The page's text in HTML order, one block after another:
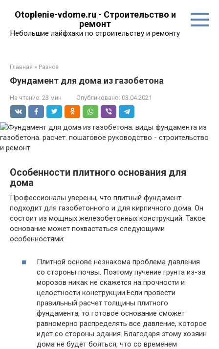
Otoplenie-vdome.ru - Строительство и
ремонт
Небольшие лайфхаки по строительству и ремонту
Главная » Разное
Фундамент для дома из газобетона
На чтение: 23 мин Опубликовано: 03.04.2021
Особенности плитного основания для
дома
Профессионалы уверены, что плитный фундамент
подходит для газобетонного и для кирпичного дома. Он
состоит из мощных железобетонных конструкций. Такое
основание может похвастаться следующими
особенностями:
Плитной основе незнакома проблема давления
со стороны почвы. Поэтому пучение грунта из-за
морозов никак не скажется на прочности и
целостности конструкции.Если провести
правильный расчет толщины плитного
фундамента, то готовое основание сможет
равномерно распределять все давление, которое
идет со стороны здания. Благодаря этому хозяин
дома не будет бояться, что со временем